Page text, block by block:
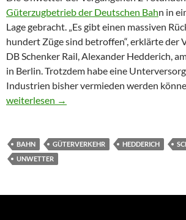
Güterzugbetrieb der Deutschen Bahn in
Lage gebracht. „Es gibt einen massiven
hundert Züge sind betroffen“, erklärte der
DB Schenker Rail, Alexander Hedderich,
in Berlin. Trotzdem habe eine
Industrien bisher vermieden werden
Hunderte Güterzüge stauen sich wegen
weiterlesen →
BAHN GÜTERVERKEHR HEDDERICH
UNWETTER